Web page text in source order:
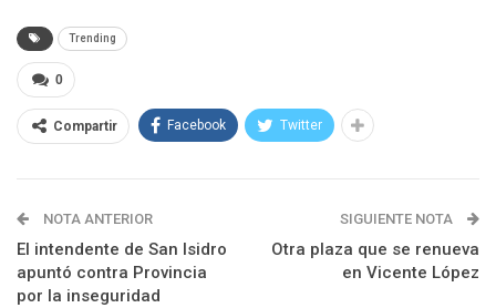
Trending
0
Compartir Facebook Twitter
NOTA ANTERIOR
El intendente de San Isidro
apuntó contra Provincia
por la inseguridad
SIGUIENTE NOTA
Otra plaza que se renueva
en Vicente López